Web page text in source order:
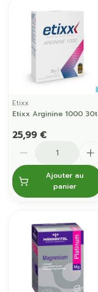
Etixx
Etixx Arginine 1000 30t
25,99 €
Ajouter au
panier